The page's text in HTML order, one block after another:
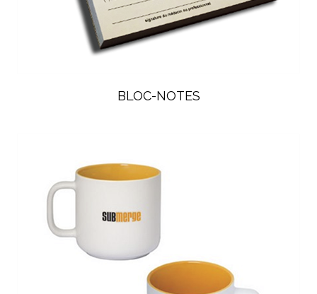
BLOC-NOTES